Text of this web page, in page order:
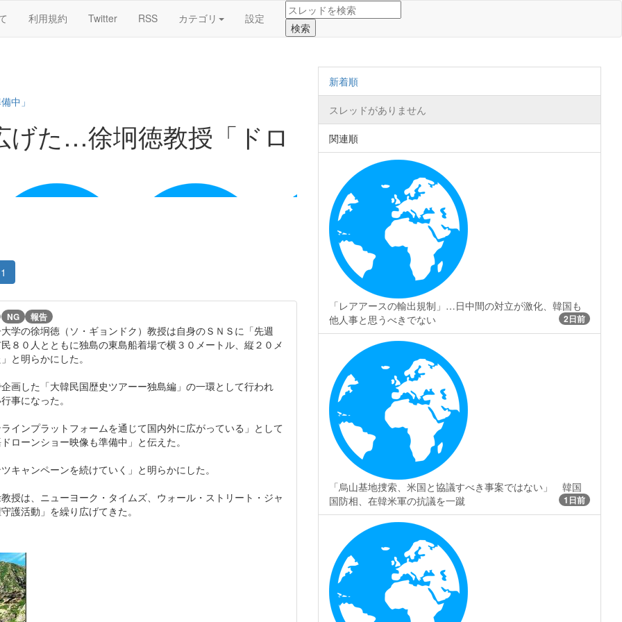
利用規約 Twitter RSS カテゴリ 設定
中」
げた…徐坰徳教授「ドロ
1
NG 報告
学の徐坰徳（ソ・ギョンドク）教授は自身のＳＮＳに「先週
８０人とともに独島の東島船着場で横３０メートル、縦２０メ
と明らかにした。
画した「大韓民国歴史ツアーー独島編」の一環として行われ
事になった。
インプラットフォームを通じて国内外に広がっている」として
ローンショー映像も準備中」と伝えた。
キャンペーンを続けていく」と明らかにした。
授は、ニューヨーク・タイムズ、ウォール・ストリート・ジャ
護活動」を繰り広げてきた。
新着順
スレッドがありません
関連順
「レアアースの輸出規制」…日中間の対立が激化、韓国も
他人事と思うべきでない
2日前
「烏山基地捜索、米国と協議すべき事案ではない」 韓国
国防相、在韓米軍の抗議を一蹴
1日前